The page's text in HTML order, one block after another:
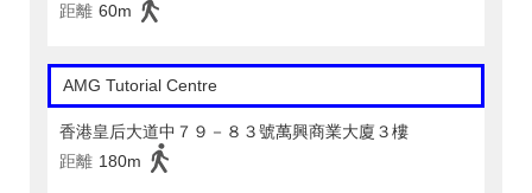
距離 60m
AMG Tutorial Centre
香港皇后大道中７９－８３號萬興商業大廈３樓
距離 180m